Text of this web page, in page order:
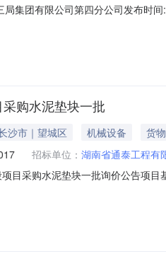
局集团有限公司第四分公司发布时
为3日，自2026年8月4日至2026
购水泥垫块一批
沙市｜望城区 机械设备
货物
招标单位： 湖南省通泰工程有
目采购水泥垫块一批询价公告项
间2026-08-0518:00:00报价查看